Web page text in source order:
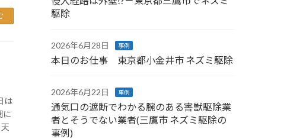
は
に
駆除
2026年6月28日 事例
本日のお仕事 東京都小金井市 ネズミ駆除
2026年6月22日 事例
通気口の遮断でわかる腕のある害獣駆除業
者とそうでない業者(三鷹市 ネズミ駆除の
事例)